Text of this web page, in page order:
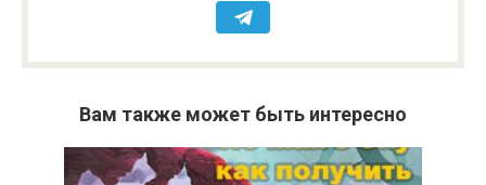
Вам также может быть интересно